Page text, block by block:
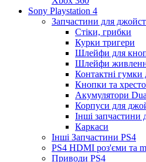
Sony Playstation 4
Запчастини для
Стіки, грибки
Курки тригери
Шлейфи для
Шлейфи
Контактні гумки
Кнопки та
Акумулятори
Корпуси для
Інші запчастини
Каркаси
Інші Запчастини PS4
PS4 HDMI роз'єми та
Приводи PS4